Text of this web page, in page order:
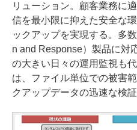
リューション。顧客業務に
信を最小限に抑えた安全な
ックアップを実現する。多
n and Response）製品に対
の大きい日々の運用監視も
は、ファイル単位での被害
クアップデータの迅速な検証